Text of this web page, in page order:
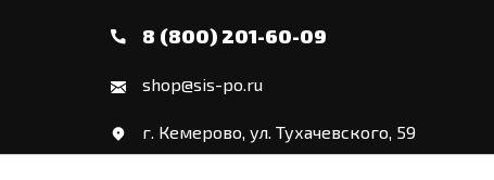
8 (800) 201-60-09
shop@sis-po.ru
г. Кемерово, ул. Тухачевского, 59